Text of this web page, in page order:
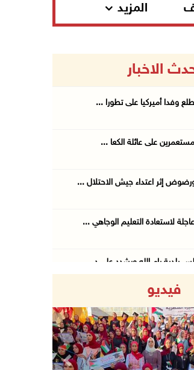
المزيد
الاخبار
وفدا أميركيا على تطورا ...
إثر اعتداء جيش الاحتلال ...
لاستعادة التعليم الوجاهي ...
بلدية رام الله ويشدد على د ...
الدهم والاعتقال في قلنديا ...
فيديو
Previous